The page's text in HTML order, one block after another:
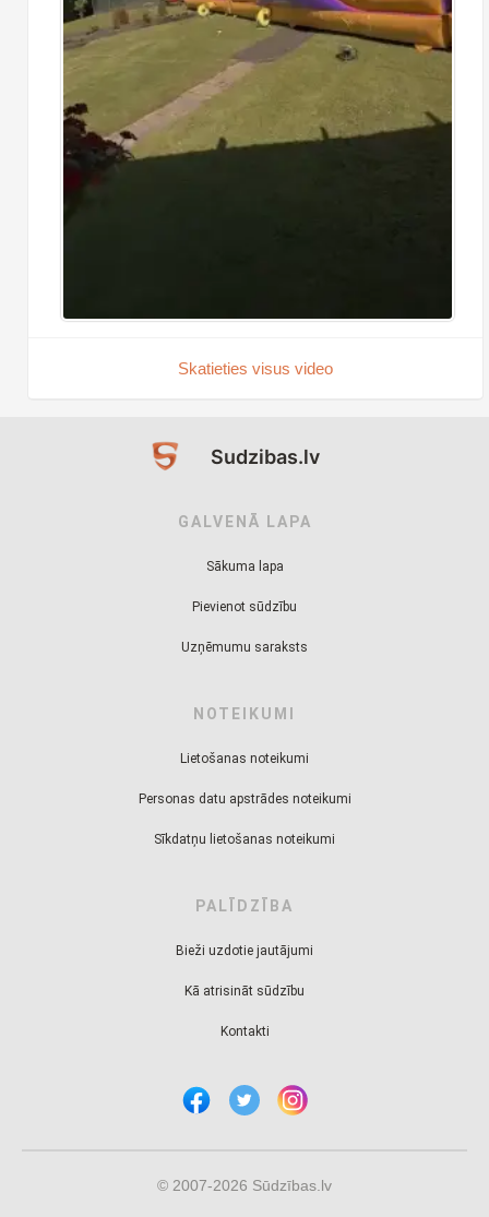
Skatieties visus video
Sudzibas.lv
GALVENĀ LAPA
Sākuma lapa
Pievienot sūdzību
Uzņēmumu saraksts
NOTEIKUMI
Lietošanas noteikumi
Personas datu apstrādes noteikumi
Sīkdatņu lietošanas noteikumi
PALĪDZĪBA
Bieži uzdotie jautājumi
Kā atrisināt sūdzību
Kontakti
© 2007-2026 Sūdzības.lv